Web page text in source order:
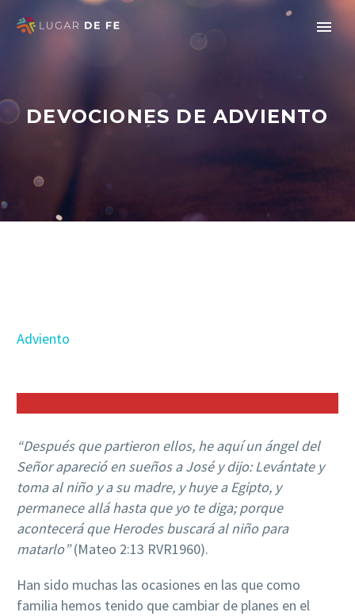
DEVOCIONES DE ADVIENTO
Adviento
“Después que partieron ellos, he aquí un ángel del
Señor apareció en sueños a José y dijo: Levántate y
toma al niño y a su madre, y huye a Egipto, y
permanece allá hasta que yo te diga; porque
acontecerá que Herodes buscaráal niño para
matarlo”(Mateo 2:13 RVR1960).
Han sido muchas las ocasiones en las que como
familia hemos tenido que cambiar de planes en el